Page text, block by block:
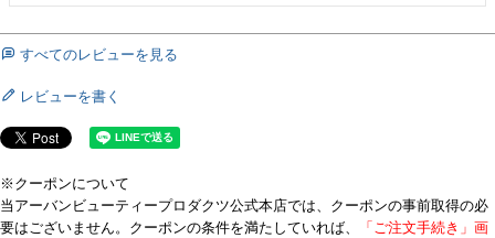
すべてのレビューを見る
レビューを書く
※クーポンについて
当アーバンビューティープロダクツ公式本店では、クーポンの事前取得の必
要はございません。クーポンの条件を満たしていれば、
「ご注文手続き」画